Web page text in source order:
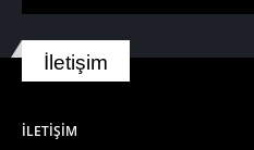
İletişim
İLETIŞIM